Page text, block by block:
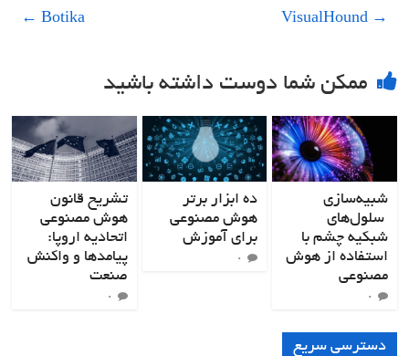
→
VisualHound
Botika
←
ممکن شما دوست داشته باشید
شبیه‌سازی
سلول‌های
شبکیه چشم با
استفاده از هوش
مصنوعی
۰
ده ابزار برتر
هوش مصنوعی
برای آموزش
۰
تشریح قانون
هوش مصنوعی
اتحادیه اروپا:
پیامدها و واکنش
صنعت
۰
دسترسی سریع